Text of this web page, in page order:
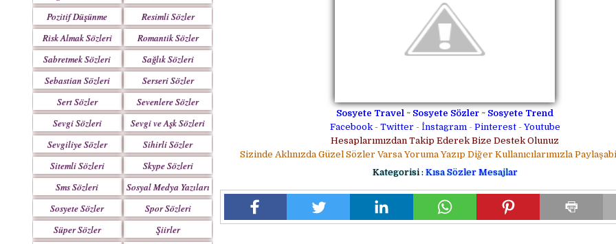
Pozitif Düşünme
Sözleri
Resimli Sözler
Risk Almak Sözleri
Romantik Sözler
Sabretmek Sözleri
Sağlık Sözleri
Sebastian Sözleri
Serseri Sözler
Sert Sözler
Sevenlere Sözler
Sevgi Sözleri
Sevgi ve Aşk Sözleri
Sevgiliye Sözler
Sihirli Sözler
Sitemli Sözleri
Skype Sözleri
Sms Sözleri
Sosyal Medya Yazıları
Sosyete Sözler
Mesajlar
Spor Sözleri
Süper Sözler
Şiirler
Sosyete Travel ~ Sosyete Sözler ~ Sosyete Trend
Facebook- Twitter - İnstagram- Pinterest- Youtube
Hesaplarımızdan Takip Ederek Bize Destek Olunuz
Sizinde Aklınızda Güzel Sözler Varsa Yoruma Yazıp Diğer Kullanıcılarımızla
Kategorisi : Kısa Sözler Mesajlar